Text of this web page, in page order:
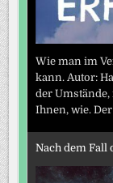
Wie man im
kann. Autor:
der
Ihnen, wie.
Nach dem Fall